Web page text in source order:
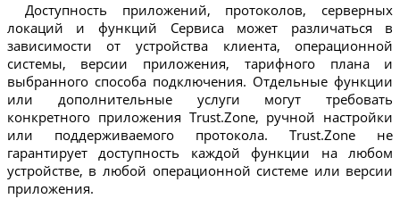
Доступность приложений, протоколов, серверных
локаций и функций Сервиса может различаться в
зависимости от устройства клиента, операционной
системы, версии приложения, тарифного плана и
выбранного способа подключения. Отдельные функции
или дополнительные услуги могут требовать
конкретного приложения Trust.Zone, ручной настройки
или поддерживаемого протокола. Trust.Zone не
гарантирует доступность каждой функции на любом
устройстве, в любой операционной системе или версии
приложения.